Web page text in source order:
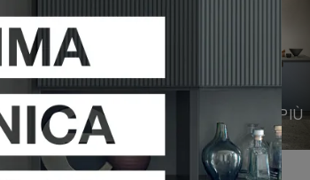
DI PIÙ VEDI DI PIÙ